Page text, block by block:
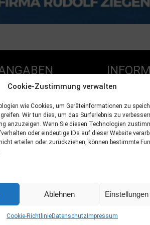
Cookie-Zustimmung verwalten
wie Cookies, um Geräteinformationen zu
Wir tun dies, um das Surferlebnis zu
anzuzeigen. Wenn Sie diesen Technologien
oder eindeutige IDs auf dieser Website
erteilen oder zurückziehen, können bestimmte
Ablehnen
Cookie-RichtlinieDatenschutzImpressum
Mitglied
Sponsoren